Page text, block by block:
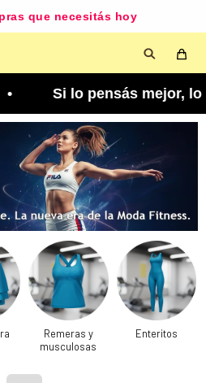
que necesitás hoy
mejor, lo podés
Remeras y
musculosas
Enteritos